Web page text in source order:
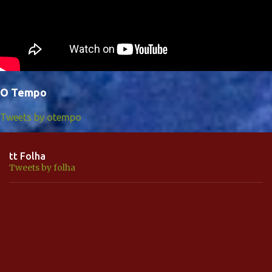
O Tempo
Tweets by otempo
tt Folha
Tweets by folha